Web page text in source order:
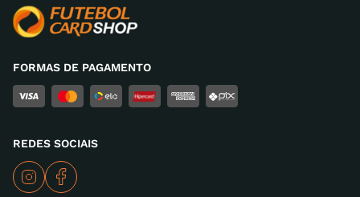
FORMAS DE PAGAMENTO
REDES SOCIAIS